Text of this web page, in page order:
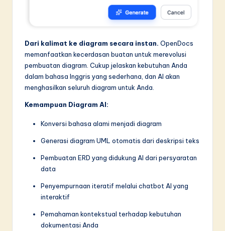
Dari kalimat ke diagram secara instan. OpenDocs
memanfaatkan kecerdasan buatan untuk merevolusi
pembuatan diagram. Cukup jelaskan kebutuhan Anda
dalam bahasa Inggris yang sederhana, dan AI akan
menghasilkan seluruh diagram untuk Anda.
Kemampuan Diagram AI:
Konversi bahasa alami menjadi diagram
Generasi diagram UML otomatis dari deskripsi teks
Pembuatan ERD yang didukung AI dari persyaratan
data
Penyempurnaan iteratif melalui chatbot AI yang
interaktif
Pemahaman kontekstual terhadap kebutuhan
dokumentasi Anda